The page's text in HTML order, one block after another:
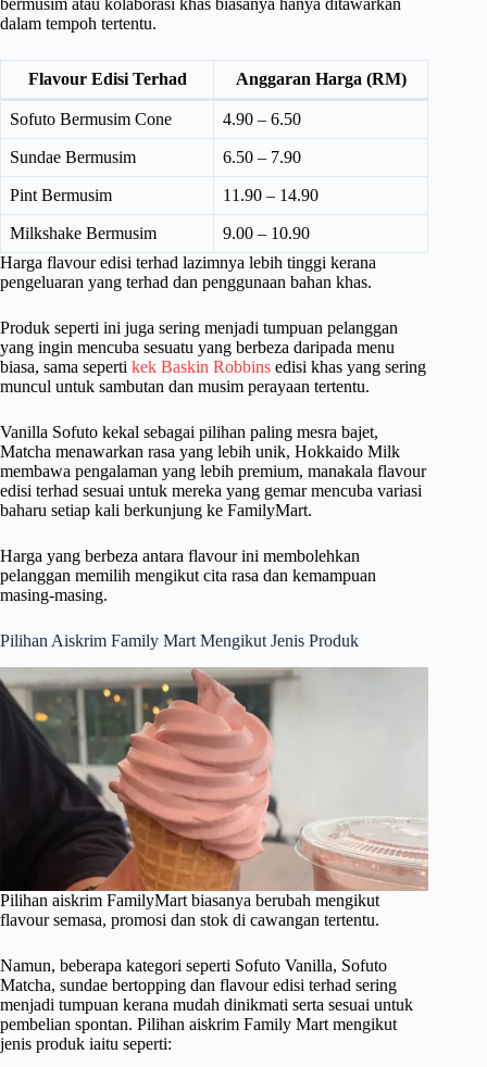
dalam tempoh tertentu.
Flavour Edisi Terhad Anggaran Harga (RM)
Sofuto Bermusim Cone 4.90 – 6.50
Sundae Bermusim 6.50 – 7.90
Pint Bermusim 11.90 – 14.90
Milkshake Bermusim
9.00 – 10.90
Harga flavour edisi terhad lazimnya lebih tinggi kerana
pengeluaran yang terhad dan penggunaan bahan khas.
Produk seperti ini juga sering menjadi tumpuan pelanggan
yang ingin mencuba sesuatu yang berbeza daripada menu
biasa, sama seperti kek Baskin Robbins edisi khas yang sering
muncul untuk sambutan dan musim perayaan tertentu.
Vanilla Sofuto kekal sebagai pilihan paling mesra bajet,
Matcha menawarkan rasa yang lebih unik, Hokkaido Milk
membawa pengalaman yang lebih premium, manakala flavour
edisi terhad sesuai untuk mereka yang gemar mencuba variasi
baharu setiap kali berkunjung ke FamilyMart.
Harga yang berbeza antara flavour ini membolehkan
pelanggan memilih mengikut cita rasa dan kemampuan
masing-masing.
Pilihan Aiskrim Family Mart Mengikut Jenis Produk
Pilihan aiskrim FamilyMart biasanya berubah mengikut
flavour semasa, promosi dan stok di cawangan tertentu.
Namun, beberapa kategori seperti Sofuto Vanilla, Sofuto
Matcha, sundae bertopping dan flavour edisi terhad sering
menjadi tumpuan kerana mudah dinikmati serta sesuai untuk
pembelian spontan. Pilihan aiskrim Family Mart mengikut
jenis produk iaitu seperti: